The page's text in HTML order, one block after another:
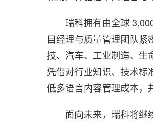
瑞科拥有由全球
目经理与质量管理团队
技、汽车、工业制造、生
凭借对行业知识、技术标
低多语言内容管理成本，
面向未来，瑞科将继